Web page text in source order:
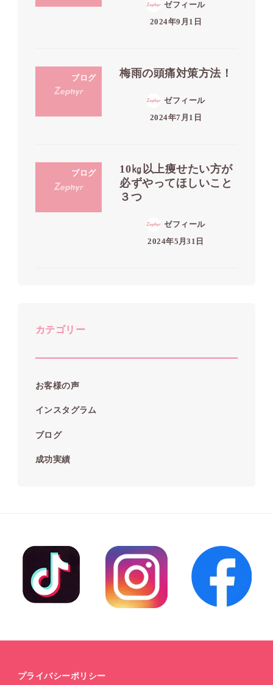
ゼフィール
2024年9月1日
ブログ 梅雨の頭痛対策方法！
ゼフィール
2024年7月1日
ブログ
10㎏以上痩せたい方が
必ずやってほしいこと
３つ
ゼフィール
2024年5月31日
カテゴリー
お客様の声
インスタグラム
ブログ
成功実績
プライバシーポリシー